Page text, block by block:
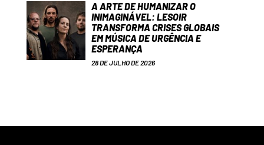
A ARTE DE HUMANIZAR O
INIMAGINÁVEL: LESOIR
TRANSFORMA CRISES GLOBAIS
EM MÚSICA DE URGÊNCIA E
ESPERANÇA
28 DE JULHO DE 2026